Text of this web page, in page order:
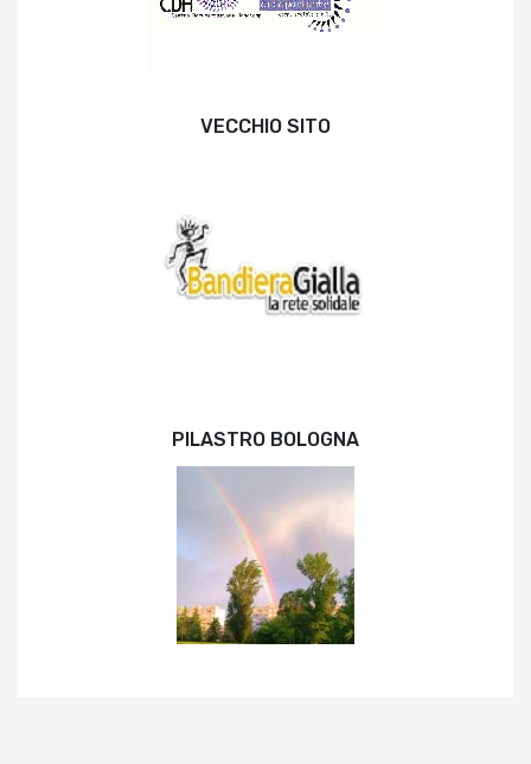
VECCHIO SITO
PILASTRO BOLOGNA